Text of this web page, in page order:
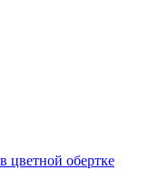
цветной обертке